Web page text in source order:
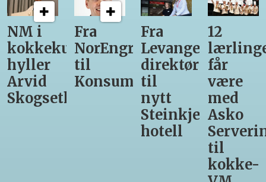
NM i
kokkekunst
hyller
Arvid
Skogseth
Fra
NorEngros
til
Konsumgruppen
Fra
Levanger-
direktør
til
nytt
Steinkjer-
hotell
12
får
være
med
Asko
til
kokke-